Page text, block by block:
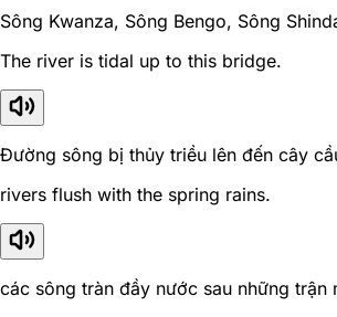
Sông Kwanza, Sông Bengo, Sông
The river is tidal up to this bridge.
Đường sông bị thủy triều lên đến cây
rivers flush with the spring rains.
các sông tràn đầy nước sau những trận